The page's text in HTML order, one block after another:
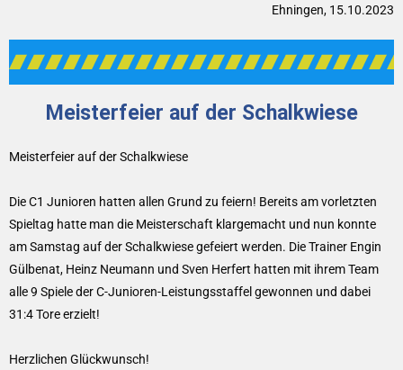
Ehningen, 15.10.2023
Meisterfeier auf der Schalkwiese
Meisterfeier auf der Schalkwiese
Die C1 Junioren hatten allen Grund zu feiern! Bereits am vorletzten
Spieltag hatte man die Meisterschaft klargemacht und nun konnte
am Samstag auf der Schalkwiese gefeiert werden. Die Trainer Engin
Gülbenat, Heinz Neumann und Sven Herfert hatten mit ihrem Team
alle 9 Spiele der C-Junioren-Leistungsstaffel gewonnen und dabei
31:4 Tore erzielt!
Herzlichen Glückwunsch!